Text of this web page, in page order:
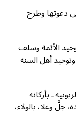
دعوتها وطرح
الأئمة وسلف
أهل السنة
ـ بأركانه
جلَّ وعلا، بالولاء،